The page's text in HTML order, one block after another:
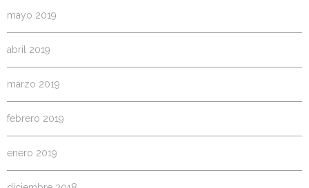
mayo 2019
abril 2019
marzo 2019
febrero 2019
enero 2019